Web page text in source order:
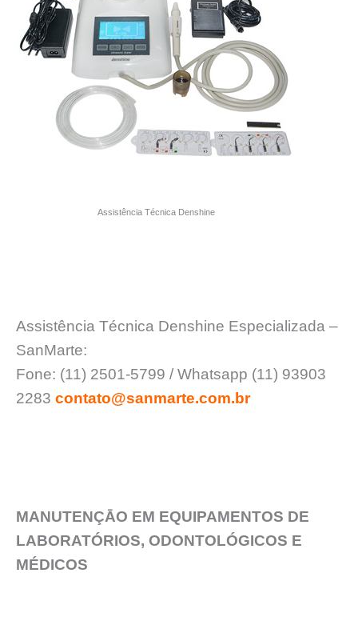
Assistência Técnica Denshine
Assistência Técnica Denshine Especializada –
SanMarte:
Fone: (11) 2501-5799 / Whatsapp (11) 93903
2283 contato@sanmarte.com.br
MANUTENÇĀO EM EQUIPAMENTOS DE
LABORATÓRIOS, ODONTOLÓGICOS E
MÉDICOS